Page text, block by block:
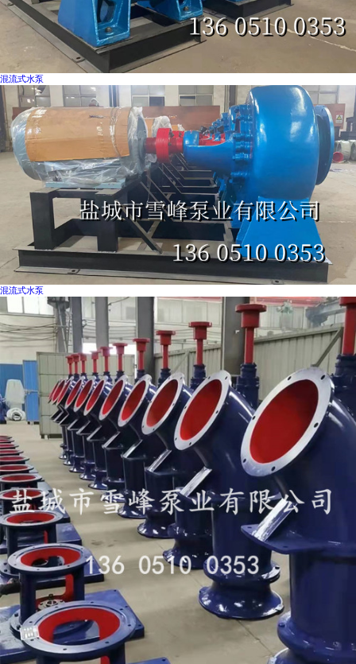
混流式水泵
混流式水泵